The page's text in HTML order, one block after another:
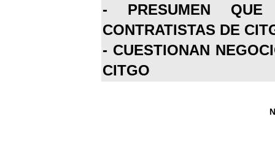
- PRESUMEN
CONTRATISTAS DE
- CUESTIONAN
CITGO